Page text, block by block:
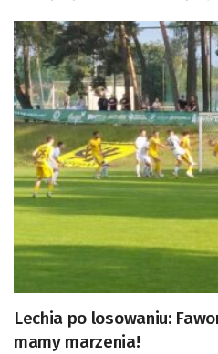
Lechia po losowaniu:
mamy marzenia!